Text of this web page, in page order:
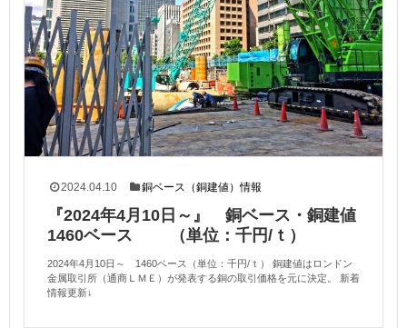
2024.04.10 銅ベース（銅建値）情報
『2024年4月10日～』 銅ベース・銅建値
1460ベース （単位：千円/ｔ）
2024年4月10日～ 1460ベース（単位：千円/ｔ） 銅建値はロンドン
金属取引所（通商ＬＭＥ）が発表する銅の取引価格を元に決定。 新着
情報更新↓